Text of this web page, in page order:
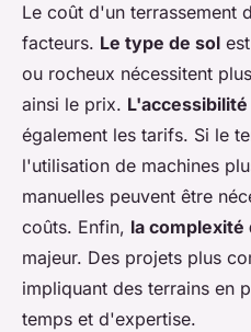
Le coût d'un terrassement
facteurs. Le type de sol
ou rocheux nécessitent
ainsi le prix.
également les tarifs. Si le
l'utilisation de machines
manuelles peuvent être
coûts. Enfin, la complexité
majeur. Des projets plus
impliquant des terrains en
temps et d'expertise.